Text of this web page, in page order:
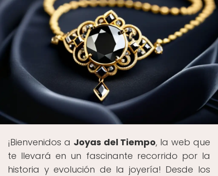
¡Bienvenidos a Joyas del Tiempo, la web que
te llevará en un fascinante recorrido por la
historia y evolución de la joyería! Desde los